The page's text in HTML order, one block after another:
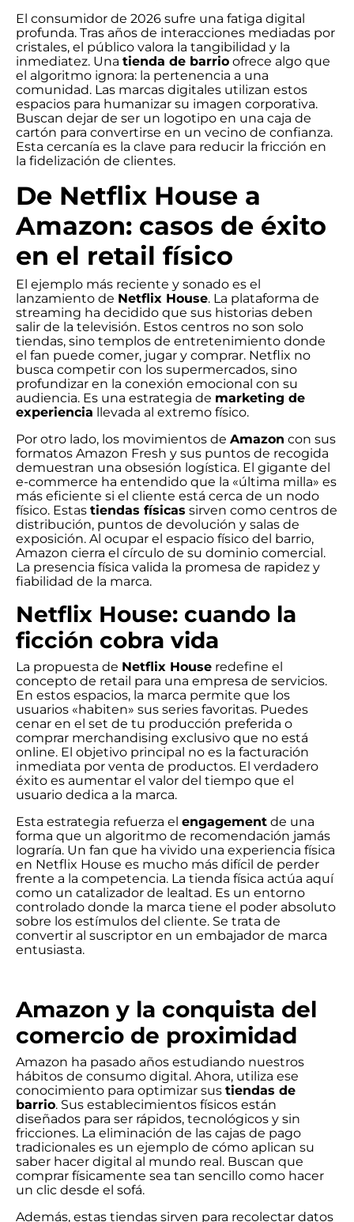
El consumidor de 2026 sufre una fatiga digital
profunda. Tras años de interacciones mediadas por
cristales, el público valora la tangibilidad y la
inmediatez. Una tienda de barrio ofrece algo que
el algoritmo ignora: la pertenencia a una
comunidad. Las marcas digitales utilizan estos
espacios para humanizar su imagen corporativa.
Buscan dejar de ser un logotipo en una caja de
cartón para convertirse en un vecino de confianza.
Esta cercanía es la clave para reducir la fricción en
la fidelización de clientes.
De Netflix House a
Amazon: casos de éxito
en el retail físico
El ejemplo más reciente y sonado es el
lanzamiento de Netflix House. La plataforma de
streaming ha decidido que sus historias deben
salir de la televisión. Estos centros no son solo
tiendas, sino templos de entretenimiento donde
el fan puede comer, jugar y comprar. Netflix no
busca competir con los supermercados, sino
profundizar en la conexión emocional con su
audiencia. Es una estrategia de marketing de
experiencia llevada al extremo físico.
Por otro lado, los movimientos de Amazon con sus
formatos Amazon Fresh y sus puntos de recogida
demuestran una obsesión logística. El gigante del
e-commerce ha entendido que la «última milla» es
más eficiente si el cliente está cerca de un nodo
físico. Estas tiendas físicas sirven como centros de
distribución, puntos de devolución y salas de
exposición. Al ocupar el espacio físico del barrio,
Amazon cierra el círculo de su dominio comercial.
La presencia física valida la promesa de rapidez y
fiabilidad de la marca.
Netflix House: cuando la
ficción cobra vida
La propuesta de Netflix House redefine el
concepto de retail para una empresa de servicios.
En estos espacios, la marca permite que los
usuarios «habiten» sus series favoritas. Puedes
cenar en el set de tu producción preferida o
comprar merchandising exclusivo que no está
online. El objetivo principal no es la facturación
inmediata por venta de productos. El verdadero
éxito es aumentar el valor del tiempo que el
usuario dedica a la marca.
Esta estrategia refuerza el engagement de una
forma que un algoritmo de recomendación jamás
lograría. Un fan que ha vivido una experiencia física
en Netflix House es mucho más difícil de perder
frente a la competencia. La tienda física actúa aquí
como un catalizador de lealtad. Es un entorno
controlado donde la marca tiene el poder absoluto
sobre los estímulos del cliente. Se trata de
convertir al suscriptor en un embajador de marca
entusiasta.
Amazon y la conquista del
comercio de proximidad
Amazon ha pasado años estudiando nuestros
hábitos de consumo digital. Ahora, utiliza ese
conocimiento para optimizar sus tiendas de
barrio. Sus establecimientos físicos están
diseñados para ser rápidos, tecnológicos y sin
fricciones. La eliminación de las cajas de pago
tradicionales es un ejemplo de cómo aplican su
saber hacer digital al mundo real. Buscan que
comprar físicamente sea tan sencillo como hacer
un clic desde el sofá.
Además, estas tiendas sirven para recolectar datos